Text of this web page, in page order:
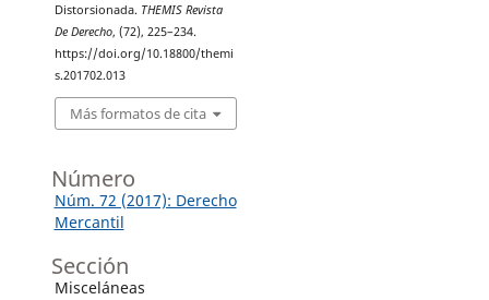
Distorsionada. THEMIS Revista
De Derecho, (72), 225–234.
https://doi.org/10.18800/themi
s.201702.013
Más formatos de cita
Número
Núm. 72 (2017): Derecho
Mercantil
Sección
Misceláneas